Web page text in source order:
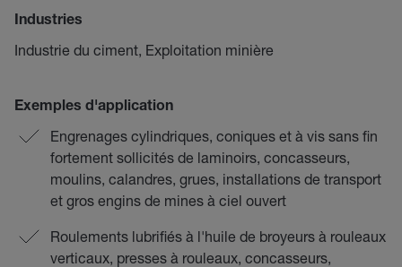
Industries
Industrie du ciment, Exploitation minière
Exemples d'application
Engrenages cylindriques, coniques et à vis sans fin
fortement sollicités de laminoirs, concasseurs,
moulins, calandres, grues, installations de transport
et gros engins de mines à ciel ouvert
Roulements lubrifiés à l'huile de broyeurs à rouleaux
verticaux, presses à rouleaux, concasseurs,